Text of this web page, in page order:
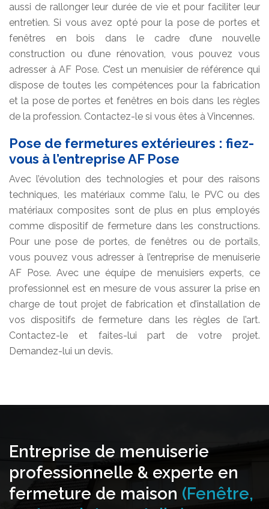
aussi de rallonger leur durée de vie et pour faciliter leur
entretien. Si vous avez opté pour la pose de portes et
fenêtres en bois dans le cadre d’une nouvelle
construction ou d’une rénovation, vous pouvez vous
adresser à AF Pose. C’est un menuisier de référence qui
dispose de toutes les compétences pour la fabrication
et la pose de portes et fenêtres en bois dans les règles
de la profession. Contactez-le si vous êtes à Vincennes.
Pose de fermetures extérieures : fiez-
vous à l’entreprise AF Pose
Avec l’évolution des technologies et pour des raisons
techniques, les matériaux comme l’alu, le PVC ou des
matériaux composites sont de plus en plus employés
comme dispositif de fermeture dans les constructions.
Pour une pose de portes, de fenêtres ou de portails,
vous pouvez vous adresser à l’entreprise de menuiserie
AF Pose. Avec une équipe de menuisiers experts, ce
professionnel est en mesure de vous assurer la prise en
charge de tout projet de fabrication et d’installation de
vos dispositifs de fermeture dans les règles de l’art.
Contactez-le et faites-lui part de votre projet.
Demandez-lui un devis.
Entreprise de menuiserie
professionnelle & experte en
fermeture de maison (Fenêtre,